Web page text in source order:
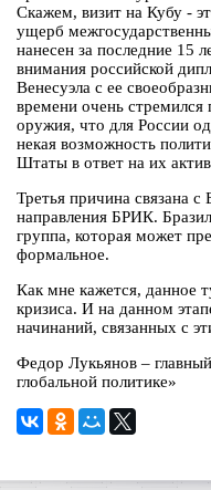
Скажем, визит на Кубу -
ущерб
нанесен за последние 15
внимания российской
Венесуэла с ее
времени очень стремился
оружия, что для России
некая возможность
Штаты в ответ на их
Третья причина связана с
направления БРИК.
группа, которая может
формальное.
Как мне кажется, данное
кризиса. И на данном
начинаний, связанных с
Федор Лукьянов –
глобальной политике»